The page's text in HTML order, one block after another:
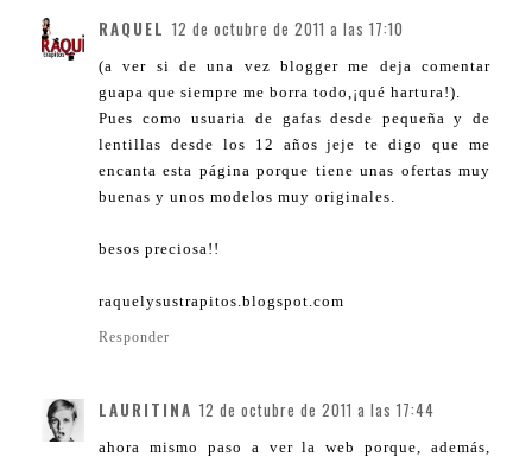
RAQUEL 12 de octubre de 2011 a las 17:10
(a ver si de una vez blogger me deja comentar
guapa que siempre me borra todo,¡qué hartura!).
Pues como usuaria de gafas desde pequeña y de
lentillas desde los 12 años jeje te digo que me
encanta esta página porque tiene unas ofertas muy
buenas y unos modelos muy originales.
besos preciosa!!
raquelysustrapitos.blogspot.com
Responder
LAURITINA 12 de octubre de 2011 a las 17:44
ahora mismo paso a ver la web porque, además,